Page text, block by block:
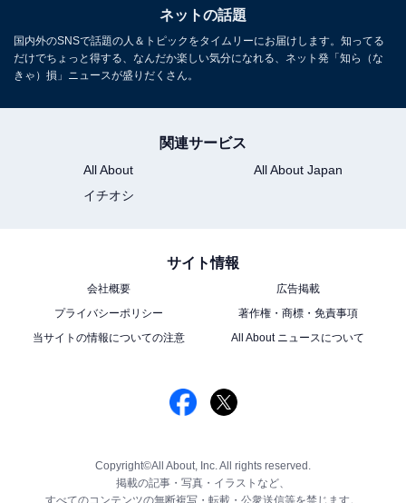
ネットの話題
国内外のSNSで話題の人＆トピックをタイムリーにお届けします。知ってる
だけでちょっと得する、なんだか楽しい気分になれる、ネット発「知ら（な
きゃ）損」ニュースが盛りだくさん。
関連サービス
All About
All About Japan
イチオシ
サイト情報
会社概要
広告掲載
プライバシーポリシー
著作権・商標・免責事項
当サイトの情報についての注意
All About ニュースについて
Copyright©All About, Inc. All rights reserved.
掲載の記事・写真・イラストなど、